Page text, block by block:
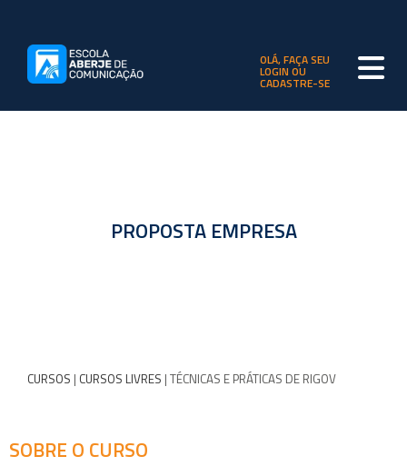
OLÁ, FAÇA SEU
LOGIN OU
CADASTRE-SE
PROPOSTA EMPRESA
CURSOS | CURSOS LIVRES | TÉCNICAS E PRÁTICAS DE RIGOV
SOBRE O CURSO